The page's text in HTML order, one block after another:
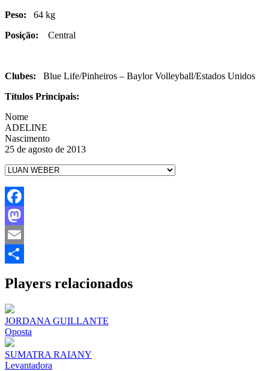
Peso: 64 kg
Posição: Central
Clubes: Blue Life/Pinheiros – Baylor Volleyball/Estados Unidos
Títulos Principais:
Nome
ADELINE
Nascimento
25 de agosto de 2013
Facebook
Mastodon
Email
Players relacionados
JORDANA GUILLANTE
Oposta
SUMATRA RAIANY
Levantadora